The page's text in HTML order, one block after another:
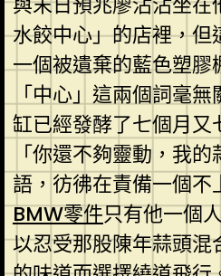
水餃中心」的店裡，但
一個被遺棄的藍色塑膠
「中心」這兩個詞毫
缸已經發酵了七個月又
「你還不夠靈動，我
語，彷彿在責備一個不
BMW零件只有他一個
以忍受那股陳年蒜頭混